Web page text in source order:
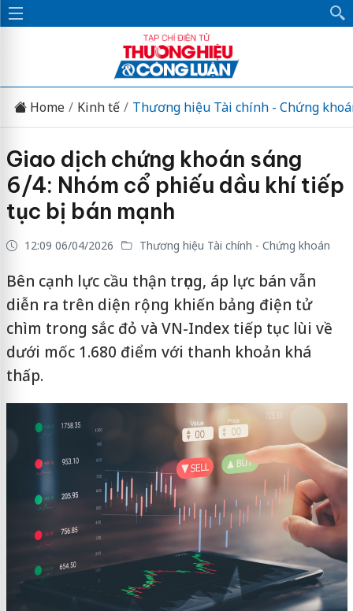
Home Kinh tế Thương hiệu Tài chính - Chứng
Giao dịch chứng khoán sáng
6/4: Nhóm cổ phiếu dầu khí tiếp
tục bị bán mạnh
12:09 06/04/2026 Thương hiệu Tài chính - Chứng khoán
Bên cạnh lực cầu thận trọng, áp lực bán vẫn
diễn ra trên diện rộng khiến bảng điện tử
chìm trong sắc đỏ và VN-Index tiếp tục lùi về
dưới mốc 1.680 điểm với thanh khoản khá
thấp.